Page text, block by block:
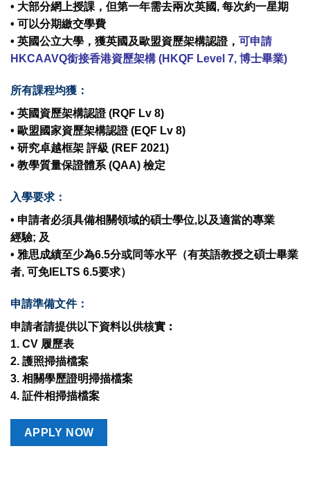
• 大部分網上授課，但第一年需去兩次英國, 每次約一星期
• 可以分期繳交學費
• 英國公立大學，獲英國及歐盟資歷架構認證， 可申請
HKCAAVQ銜接香港資歷架構 (HKQF Level 7, 博士畢業)
所有課程均獲：
• 英國資歷架構認證 (RQF Lv 8)
• 歐盟國家資歷架構認證 (EQF Lv 8)
• 研究卓越框架 評級 (REF 2021)
• 教學質量保證體系 (QAA) 檢定
入學要求：
• 申請者必須具備相關領域的碩士學位,以及適當的專業
經驗; 及
• 雅思成績至少為6.5分或同等水平（有英語教授之碩士畢業
者, 可免IELTS 6.5要求）
申請準備文件：
申請者請提供以下資料以供核實︰
1. CV 履歷表
2. 護照掃描檔案
3. 相關學歷證明掃描檔案
4. 証件相掃描檔案
APPLY NOW